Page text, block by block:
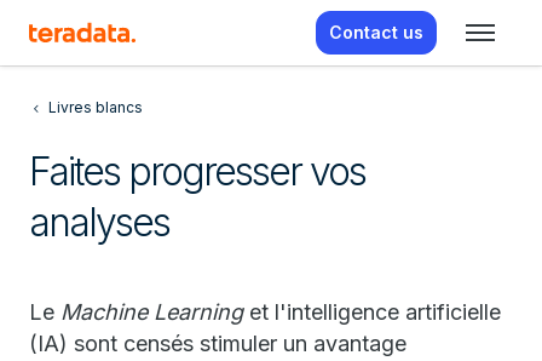
Contact us
Livres blancs
Faites progresser vos
analyses
Le Machine Learninget l'intelligence artificielle
(IA) sont censés stimuler un avantage